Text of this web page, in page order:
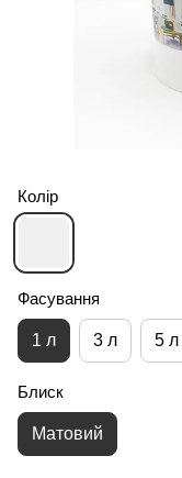
Колір
Фасування
1 л 3 л 5 л
Блиск
Матовий